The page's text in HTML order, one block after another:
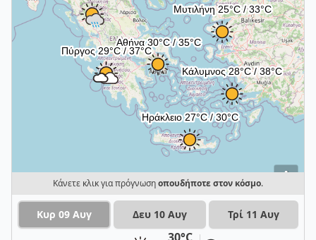
i
Κάνετε κλικ για πρόγνωσηοπουδήποτε στον κόσμο.
Κυρ 09 Αυγ Δευ 10 Αυγ Τρί 11 Αυγ